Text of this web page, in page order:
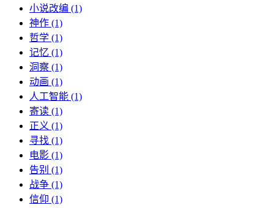
小说改编 (1)
神作 (1)
哲学 (1)
记忆 (1)
洞察 (1)
动画 (1)
人工智能 (1)
寄读 (1)
正义 (1)
寻找 (1)
电影 (1)
告别 (1)
战争 (1)
信仰 (1)